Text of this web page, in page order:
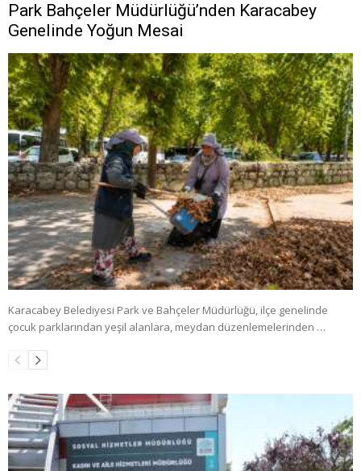
Park Bahçeler Müdürlüğü’nden Karacabey
Genelinde Yoğun Mesai
Karacabey Belediyesi Park ve Bahçeler Müdürlüğü, ilçe genelinde
çocuk parklarından yeşil alanlara, meydan düzenlemelerinden …